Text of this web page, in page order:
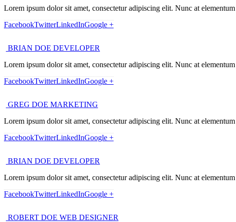
Lorem ipsum dolor sit amet, consectetur adipiscing elit. Nunc at
FacebookTwitterLinkedInGoogle +
BRIAN DOE DEVELOPER
Lorem ipsum dolor sit amet, consectetur adipiscing elit. Nunc at
FacebookTwitterLinkedInGoogle +
GREG DOE MARKETING
Lorem ipsum dolor sit amet, consectetur adipiscing elit. Nunc at
FacebookTwitterLinkedInGoogle +
BRIAN DOE DEVELOPER
Lorem ipsum dolor sit amet, consectetur adipiscing elit. Nunc at
FacebookTwitterLinkedInGoogle +
ROBERT DOE WEB DESIGNER